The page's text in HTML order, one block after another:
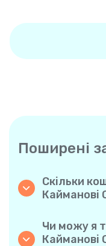
Поширені
Скільки
Кайманові
застосунку
Чи можу я
Кайманові